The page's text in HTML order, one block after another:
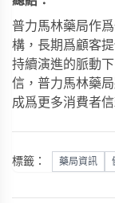
普力馬林藥局作
構，長期爲顧客
持續演進的脈動
信，普力馬林藥
成爲更多消費者
標籤： 藥局資訊